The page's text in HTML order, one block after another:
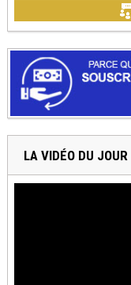
LA VIDÉO DU JOUR